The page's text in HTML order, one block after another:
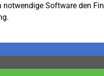
notwendige Software den